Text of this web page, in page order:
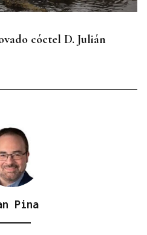
cóctel D. Julián
Pina